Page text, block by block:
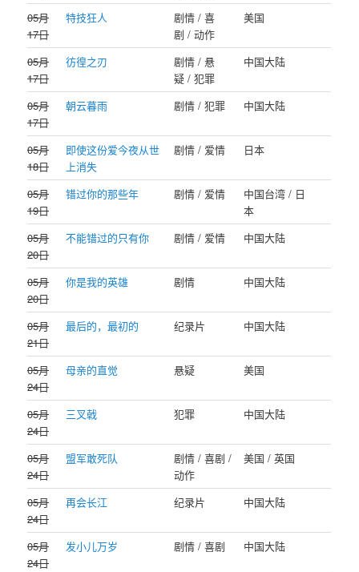
05月
17日
特技狂人
剧情 / 喜
剧 / 动作
美国
05月
17日
彷徨之刃
剧情 / 悬
疑 / 犯罪
中国大陆
05月
17日
朝云暮雨 剧情 / 犯罪 中国大陆
05月
18日
即使这份爱今夜从世
上消失
剧情 / 爱情 日本
05月
19日
错过你的那些年 剧情 / 爱情
中国台湾 / 日
本
05月
20日
不能错过的只有你 剧情 / 爱情 中国大陆
05月
20日
你是我的英雄 剧情 中国大陆
05月
21日
最后的，最初的 纪录片 中国大陆
05月
24日
母亲的直觉 悬疑 美国
05月
24日
三叉戟 犯罪 中国大陆
05月
24日
盟军敢死队
剧情 / 喜剧 /
动作
美国 / 英国
05月
24日
再会长江 纪录片 中国大陆
05月
24日
发小儿万岁 剧情 / 喜剧 中国大陆